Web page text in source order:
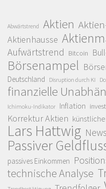
Abwärtstrend Aktien
Aktienhausse
Aufwärtstrend Bitcoin
Börsenampel
Deutschland Disruption durch KI
finanzielle
Ichimoku-Indikator Inflation
Korrektur Aktien
Lars Hattwig
Passiver
passives Einkommen
technische Analyse